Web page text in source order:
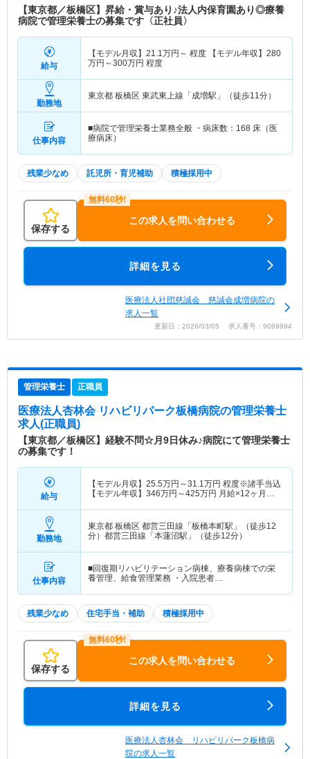
【東京都／板橋区】昇給・賞与あり♪法人内保育園あり◎療養
病院で管理栄養士の募集です〈正社員〉
給与
【モデル月収】 21.1万円～ 程度 【モデル年収】 280
万円～300万円 程度
勤務地
東京都 板橋区 東武東上線「成増駅」（徒歩11分）
仕事内容
■病院で管理栄養士業務全般 ・病床数：168 床（医
療病床）
残業少なめ 託児所・育児補助 積極採用中
保存する
この求人を問い合わせる
詳細を見る
医療法人社団慈誠会 慈誠会成増病院の
求人一覧
更新日：2026/03/05 求人番号：9069994
管理栄養士 正職員
医療法人杏林会 リハビリパーク板橋病院の管理栄養士
求人(正職員)
【東京都／板橋区】経験不問☆月9日休み♪病院にて管理栄養士
の募集です！
給与
【モデル月収】 25.5万円～31.1万円 程度※諸手当込
【モデル年収】 346万円～425万円 月給×12ヶ月＋
勤務地
東京都 板橋区 都営三田線「板橋本町駅」（徒歩12
分）都営三田線「本蓮沼駅」（徒歩12分）
仕事内容
■回復期リハビリテーション病棟、療養病棟での栄
養管理、給食管理業務 ・入院患者…
残業少なめ 住宅手当・補助 積極採用中
保存する
この求人を問い合わせる
詳細を見る
医療法人杏林会 リハビリパーク板橋病
院の求人一覧